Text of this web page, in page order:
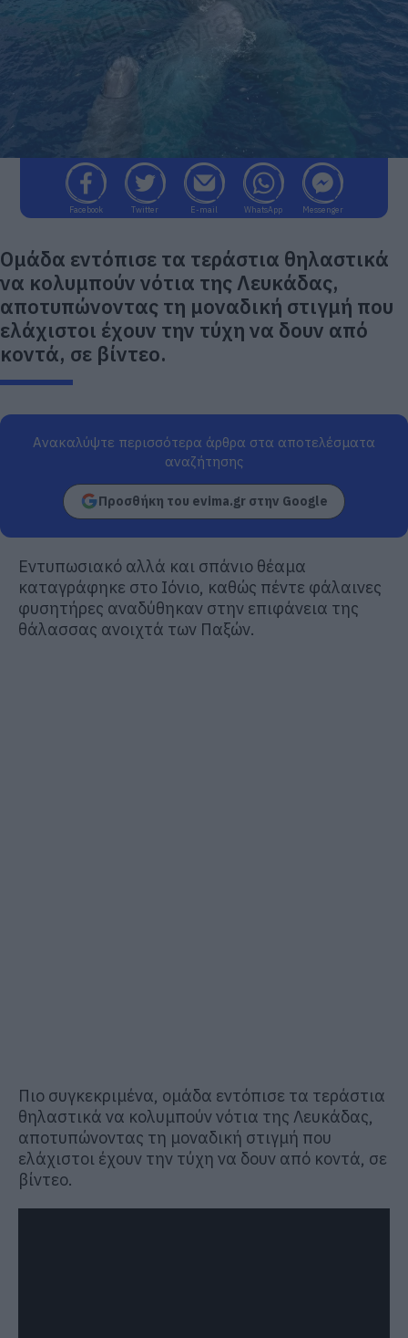
Facebook Twitter E-mail WhatsApp Messenger
Ομάδα εντόπισε τα τεράστια θηλαστικά
να κολυμπούν νότια της Λευκάδας,
αποτυπώνοντας τη μοναδική στιγμή που
ελάχιστοι έχουν την τύχη να δουν από
κοντά, σε βίντεο.
Ανακαλύψτε περισσότερα άρθρα στα αποτελέσματα
αναζήτησης
Προσθήκη του evima.gr στην Google
Εντυπωσιακό αλλά και σπάνιο θέαμα
καταγράφηκε στο Ιόνιο, καθώς πέντε φάλαινες
φυσητήρες αναδύθηκαν στην επιφάνεια της
θάλασσας ανοιχτά των Παξών.
Πιο συγκεκριμένα, ομάδα εντόπισε τα τεράστια
θηλαστικά να κολυμπούν νότια της Λευκάδας,
αποτυπώνοντας τη μοναδική στιγμή που
ελάχιστοι έχουν την τύχη να δουν από κοντά, σε
βίντεο.